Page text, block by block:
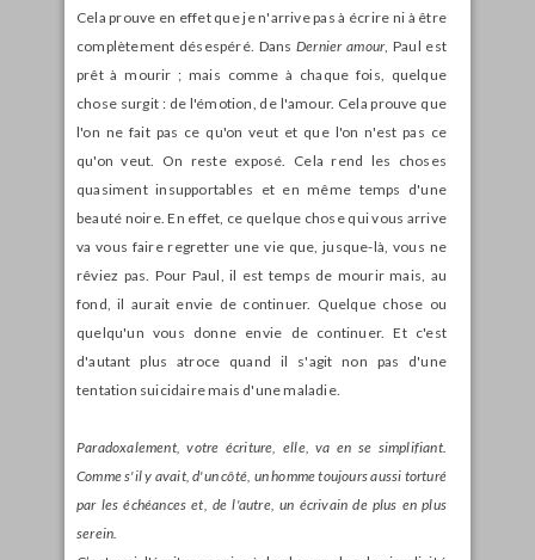
Cela prouve en effet que je n'arrive pas à écrire ni à être
complètement désespéré. DansDernier amour, Paul est
prêt à mourir ; mais comme à chaque fois, quelque
chose surgit : de l'émotion, de l'amour. Cela prouve que
l'on ne fait pas ce qu'on veut et que l'on n'est pas ce
qu'on veut. On reste exposé. Cela rend les choses
quasiment insupportables et en même temps d'une
beauté noire. En effet, ce quelque chose qui vous arrive
va vous faire regretter une vie que, jusque-là, vous ne
rêviez pas. Pour Paul, il est temps de mourir mais, au
fond, il aurait envie de continuer. Quelque chose ou
quelqu'un vous donne envie de continuer. Et c'est
d'autant plus atroce quand il s'agit non pas d'une
tentation suicidaire mais d'une maladie.
Paradoxalement, votre écriture, elle, va en se simplifiant.
Comme s'il y avait, d'un côté, un homme toujours aussi torturé
par les échéances et, de l'autre, un écrivain de plus en plus
serein.